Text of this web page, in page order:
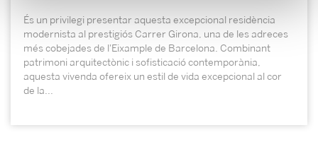
És un privilegi presentar aquesta excepcional residència
modernista al prestigiós Carrer Girona, una de les adreces
més cobejades de l'Eixample de Barcelona. Combinant
patrimoni arquitectònic i sofisticació contemporània,
aquesta vivenda ofereix un estil de vida excepcional al cor
de la...